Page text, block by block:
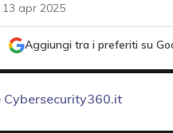
apr 2025
Aggiungi tra i preferiti su
Cybersecurity360.it